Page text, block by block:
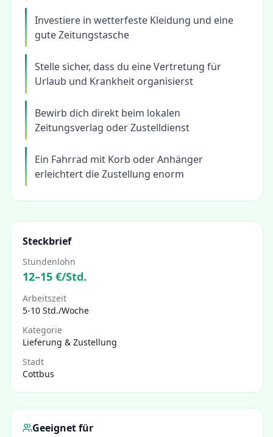
Investiere in wetterfeste Kleidung und eine
gute Zeitungstasche
Stelle sicher, dass du eine Vertretung für
Urlaub und Krankheit organisierst
Bewirb dich direkt beim lokalen
Zeitungsverlag oder Zustelldienst
Ein Fahrrad mit Korb oder Anhänger
erleichtert die Zustellung enorm
Steckbrief
Stundenlohn
12–15 €/Std.
Arbeitszeit
5-10 Std./Woche
Kategorie
Lieferung & Zustellung
Stadt
Cottbus
Geeignet für